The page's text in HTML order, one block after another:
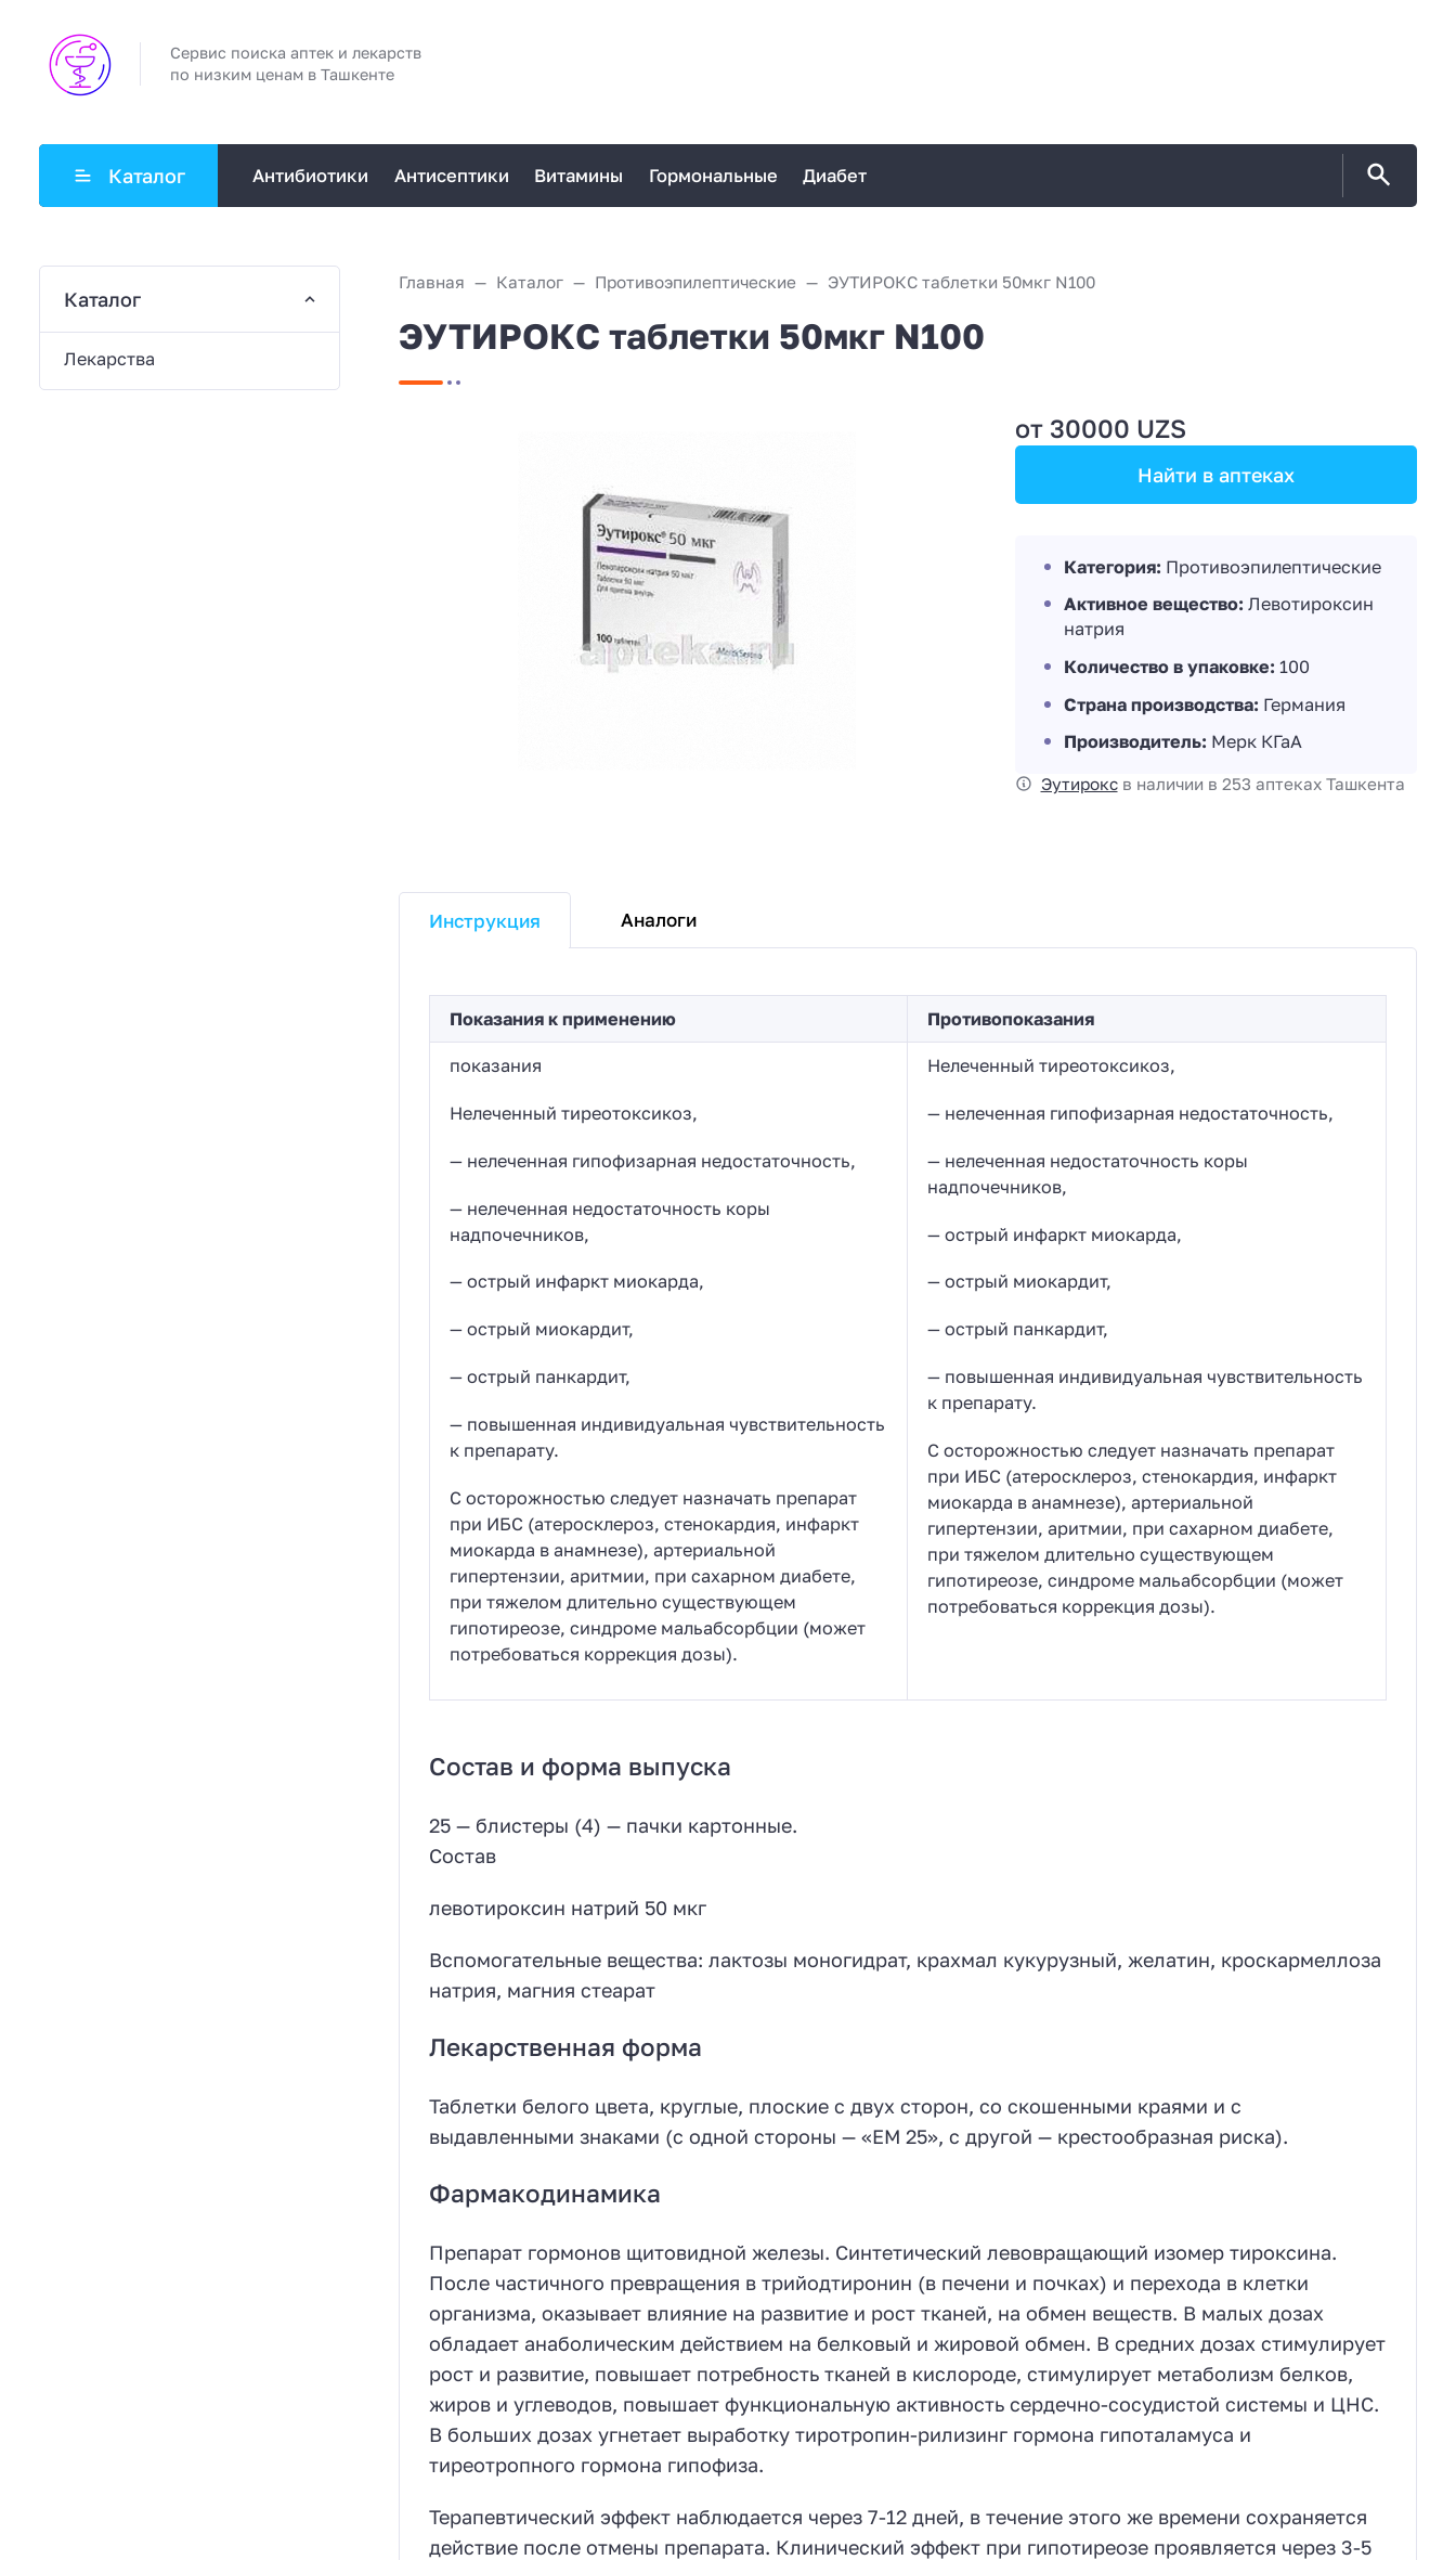
Сервис поиска аптек и лекарств
по низким ценам в Ташкенте
Каталог Антибиотики Антисептики Витамины Гормональные Диабет
Главная Каталог Противоэпилептические ЭУТИРОКС таблетки 50мкг N100
ЭУТИРОКС таблетки 50мкг N100
от 30000 UZS
Найти в аптеках
Категория: Противоэпилептические
Активное вещество: Левотироксин
натрия
Количество в упаковке: 100
Страна производства: Германия
Производитель: Мерк КГаА
Эутироксв наличии в 253 аптеках Ташкента
Инструкция Аналоги
Показания к применению Противопоказания
показания
Нелеченный тиреотоксикоз,
— нелеченная гипофизарная недостаточность,
— нелеченная недостаточность коры
надпочечников,
— острый инфаркт миокарда,
— острый миокардит,
— острый панкардит,
— повышенная индивидуальная чувствительность
к препарату.
С осторожностью следует назначать препарат
при ИБС (атеросклероз, стенокардия, инфаркт
миокарда в анамнезе), артериальной
гипертензии, аритмии, при сахарном диабете,
при тяжелом длительно существующем
гипотиреозе, синдроме мальабсорбции (может
потребоваться коррекция дозы).
Нелеченный тиреотоксикоз,
— нелеченная гипофизарная недостаточность,
— нелеченная недостаточность коры
надпочечников,
— острый инфаркт миокарда,
— острый миокардит,
— острый панкардит,
— повышенная индивидуальная чувствительность
к препарату.
С осторожностью следует назначать препарат
при ИБС (атеросклероз, стенокардия, инфаркт
миокарда в анамнезе), артериальной
гипертензии, аритмии, при сахарном диабете,
при тяжелом длительно существующем
гипотиреозе, синдроме мальабсорбции (может
потребоваться коррекция дозы).
Состав и форма выпуска
25 — блистеры (4) — пачки картонные.
Состав
левотироксин натрий 50 мкг
Вспомогательные вещества: лактозы моногидрат, крахмал кукурузный, желатин, кроскармеллоза
натрия, магния стеарат
Лекарственная форма
Таблетки белого цвета, круглые, плоские с двух сторон, со скошенными краями и с
выдавленными знаками (с одной стороны — «ЕМ 25», с другой — крестообразная риска).
Фармакодинамика
Препарат гормонов щитовидной железы. Синтетический левовращающий изомер тироксина.
После частичного превращения в трийодтиронин (в печени и почках) и перехода в клетки
организма, оказывает влияние на развитие и рост тканей, на обмен веществ. В малых дозах
обладает анаболическим действием на белковый и жировой обмен. В средних дозах стимулирует
рост и развитие, повышает потребность тканей в кислороде, стимулирует метаболизм белков,
жиров и углеводов, повышает функциональную активность сердечно-сосудистой системы и ЦНС.
В больших дозах угнетает выработку тиротропин-рилизинг гормона гипоталамуса и
тиреотропного гормона гипофиза.
Терапевтический эффект наблюдается через 7-12 дней, в течение этого же времени сохраняется
действие после отмены препарата. Клинический эффект при гипотиреозе проявляется через 3-5
Каталог
Лекарства